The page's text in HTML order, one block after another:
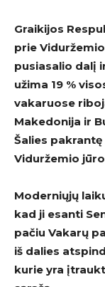
Graikijos
prie
pusiasalio dalį
užima 19 %
vakaruose
Makedonija ir
Šalies
Viduržemio
Moderniųjų
kad ji esanti
pačiu Vakarų
iš dalies
kurie yra